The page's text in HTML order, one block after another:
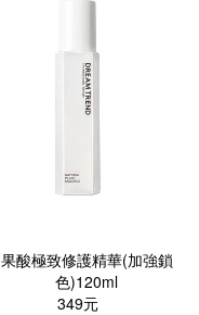
果酸極致修護精華(加強鎖
色)120ml
349元